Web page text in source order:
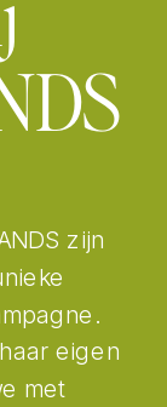
zijn
eigen
met